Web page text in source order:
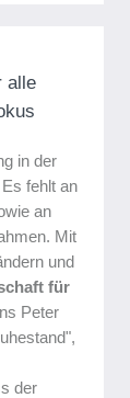
alle
in der
fehlt an
an
Mit
und
für
Peter
der